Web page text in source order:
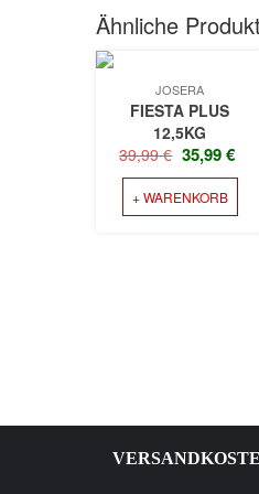
Ähnliche
JOSERA
FIESTA PLUS
12,5KG
39,99€
PREIS
WAR:
39,99 €
35,99€
+ WARENKORB